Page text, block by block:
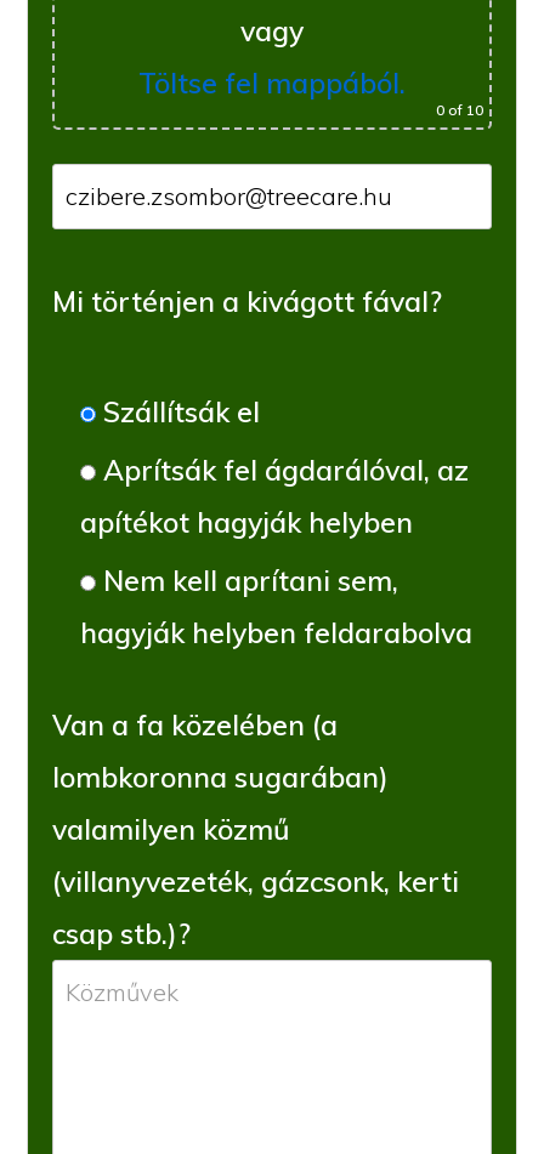
vagy
Töltse fel mappából.
0of 10
Mi történjen a kivágott fával?
Szállítsák el
Aprítsák fel ágdarálóval, az
apítékot hagyják helyben
Nem kell aprítani sem,
hagyják helyben feldarabolva
Van a fa közelében (a
lombkoronna sugarában)
valamilyen közmű
(villanyvezeték, gázcsonk, kerti
csap stb.)?